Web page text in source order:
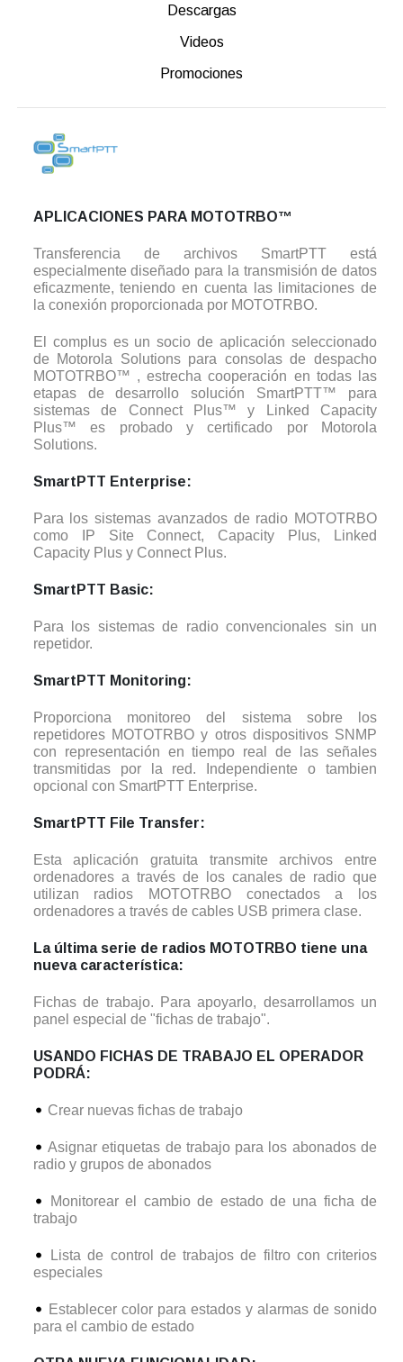
Descargas
Videos
Promociones
APLICACIONES PARA MOTOTRBO™
Transferencia de archivos SmartPTT está
especialmente diseñado para la transmisión de datos
eficazmente, teniendo en cuenta las limitaciones de
la conexión proporcionada por MOTOTRBO.
El complus es un socio de aplicación seleccionado
de Motorola Solutions para consolas de despacho
MOTOTRBO™ , estrecha cooperación en todas las
etapas de desarrollo solución SmartPTT™ para
sistemas de Connect Plus™ y Linked Capacity
Plus™ es probado y certificado por Motorola
Solutions.
SmartPTT Enterprise:
Para los sistemas avanzados de radio MOTOTRBO
como IP Site Connect, Capacity Plus, Linked
Capacity Plus y Connect Plus.
SmartPTT Basic:
Para los sistemas de radio convencionales sin un
repetidor.
SmartPTT Monitoring:
Proporciona monitoreo del sistema sobre los
repetidores MOTOTRBO y otros dispositivos SNMP
con representación en tiempo real de las señales
transmitidas por la red. Independiente o tambien
opcional con SmartPTT Enterprise.
SmartPTT File Transfer:
Esta aplicación gratuita transmite archivos entre
ordenadores a través de los canales de radio que
utilizan radios MOTOTRBO conectados a los
ordenadores a través de cables USB primera clase.
La última serie de radios MOTOTRBO tiene una
nueva característica:
Fichas de trabajo. Para apoyarlo, desarrollamos un
panel especial de "fichas de trabajo".
USANDO FICHAS DE TRABAJO EL OPERADOR
PODRÁ:
Crear nuevas fichas de trabajo
Asignar etiquetas de trabajo para los abonados de
radio y grupos de abonados
Monitorear el cambio de estado de una ficha de
trabajo
Lista de control de trabajos de filtro con criterios
especiales
Establecer color para estados y alarmas de sonido
para el cambio de estado